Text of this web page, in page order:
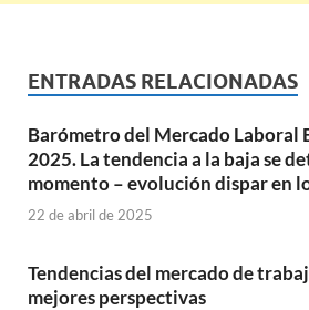
ENTRADAS RELACIONADAS
Barómetro del Mercado Laboral
2025. La tendencia a la baja se
momento – evolución dispar en
22 de abril de 2025
Tendencias del mercado de
mejores perspectivas